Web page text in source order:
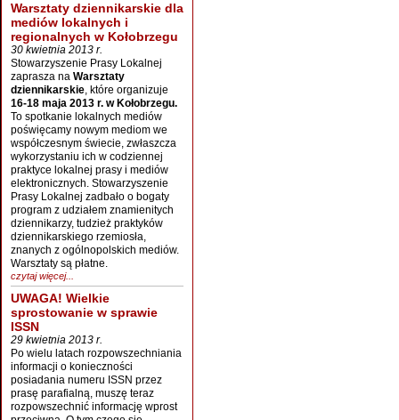
Warsztaty dziennikarskie dla
mediów lokalnych i
regionalnych w Kołobrzegu
30 kwietnia 2013 r.
Stowarzyszenie Prasy Lokalnej
zaprasza na Warsztaty
dziennikarskie, które organizuje
16-18 maja 2013 r. w Kołobrzegu.
To spotkanie lokalnych mediów
poświęcamy nowym mediom we
współczesnym świecie, zwłaszcza
wykorzystaniu ich w codziennej
praktyce lokalnej prasy i mediów
elektronicznych. Stowarzyszenie
Prasy Lokalnej zadbało o bogaty
program z udziałem znamienitych
dziennikarzy, tudzież praktyków
dziennikarskiego rzemiosła,
znanych z ogólnopolskich mediów.
Warsztaty są płatne.
czytaj więcej...
UWAGA! Wielkie
sprostowanie w sprawie
ISSN
29 kwietnia 2013 r.
Po wielu latach rozpowszechniania
informacji o konieczności
posiadania numeru ISSN przez
prasę parafialną, muszę teraz
rozpowszechnić informację wprost